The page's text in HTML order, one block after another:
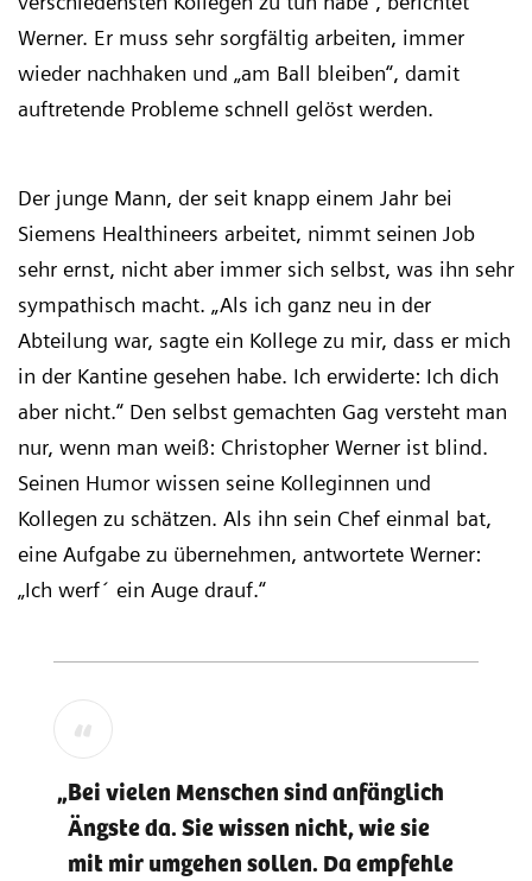
Werner. Er muss sehr sorgfältig arbeiten, immer
wieder nachhaken und „am Ball bleiben“, damit
auftretende Probleme schnell gelöst werden.
Der junge Mann, der seit knapp einem Jahr bei
Siemens Healthineers arbeitet, nimmt seinen Job
sehr ernst, nicht aber immer sich selbst, was ihn sehr
sympathisch macht. „Als ich ganz neu in der
Abteilung war, sagte ein Kollege zu mir, dass er mich
in der Kantine gesehen habe. Ich erwiderte: Ich dich
aber nicht.“ Den selbst gemachten Gag versteht man
nur, wenn man weiß: Christopher Werner ist blind.
Seinen Humor wissen seine Kolleginnen und
Kollegen zu schätzen. Als ihn sein Chef einmal bat,
eine Aufgabe zu übernehmen, antwortete Werner:
„Ich werf´ ein Auge drauf.“
Bei vielen Menschen sind anfänglich
Ängste da. Sie wissen nicht, wie sie
mit mir umgehen sollen. Da empfehle